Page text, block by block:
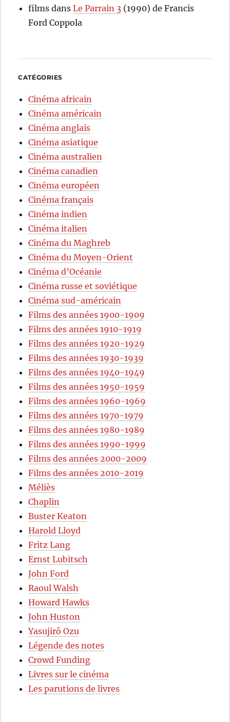
films dansLe Parrain 3 (1990) de Francis
Ford Coppola
CATÉGORIES
Cinéma africain
Cinéma américain
Cinéma anglais
Cinéma asiatique
Cinéma australien
Cinéma canadien
Cinéma européen
Cinéma français
Cinéma indien
Cinéma italien
Cinéma du Maghreb
Cinéma du Moyen-Orient
Cinéma d’Océanie
Cinéma russe et soviétique
Cinéma sud-américain
Films des années 1900-1909
Films des années 1910-1919
Films des années 1920-1929
Films des années 1930-1939
Films des années 1940-1949
Films des années 1950-1959
Films des années 1960-1969
Films des années 1970-1979
Films des années 1980-1989
Films des années 1990-1999
Films des années 2000-2009
Films des années 2010-2019
Méliès
Chaplin
Buster Keaton
Harold Lloyd
Fritz Lang
Ernst Lubitsch
John Ford
Raoul Walsh
Howard Hawks
John Huston
Yasujirô Ozu
Légende des notes
Crowd Funding
Livres sur le cinéma
Les parutions de livres